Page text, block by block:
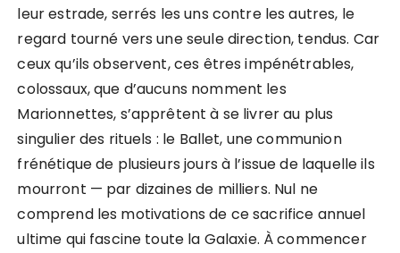
leur estrade, serrés les uns contre les autres, le
regard tourné vers une seule direction, tendus. Car
ceux qu’ils observent, ces êtres impénétrables,
colossaux, que d’aucuns nomment les
Marionnettes, s’apprêtent à se livrer au plus
singulier des rituels : le Ballet, une communion
frénétique de plusieurs jours à l’issue de laquelle ils
mourront — par dizaines de milliers. Nul ne
comprend les motivations de ce sacrifice annuel
ultime qui fascine toute la Galaxie. À commencer